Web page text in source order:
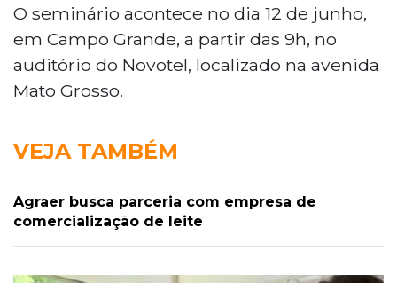
O seminário acontece no dia 12 de junho,
em Campo Grande, a partir das 9h, no
auditório do Novotel, localizado na avenida
Mato Grosso.
VEJA TAMBÉM
Agraer busca parceria com empresa de
comercialização de leite